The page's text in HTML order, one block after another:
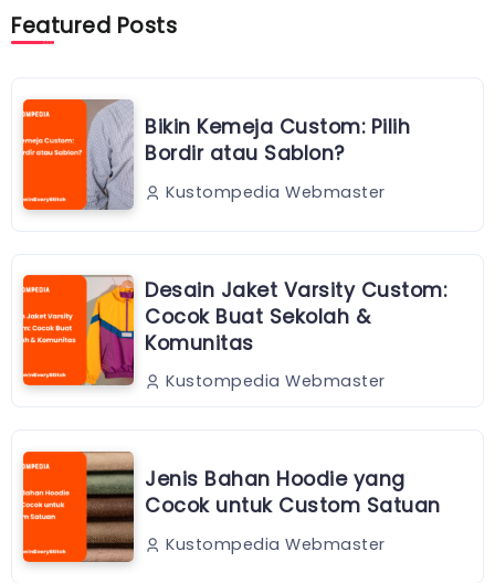
Featured Posts
Bikin Kemeja Custom: Pilih
Bordir atau Sablon?
Kustompedia Webmaster
Desain Jaket Varsity Custom:
Cocok Buat Sekolah &
Komunitas
Kustompedia Webmaster
Jenis Bahan Hoodie yang
Cocok untuk Custom Satuan
Kustompedia Webmaster